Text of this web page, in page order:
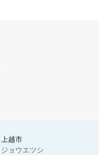
上越市
ジョウエツシ